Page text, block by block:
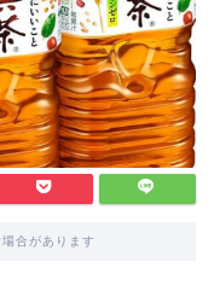
合があります